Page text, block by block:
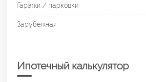
Гаражи / парковки
Зарубежная
Ипотечный калькулятор